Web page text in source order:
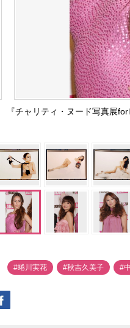
『チャリティ・ヌード写真展
#蜷川実花 #秋吉久美子 #